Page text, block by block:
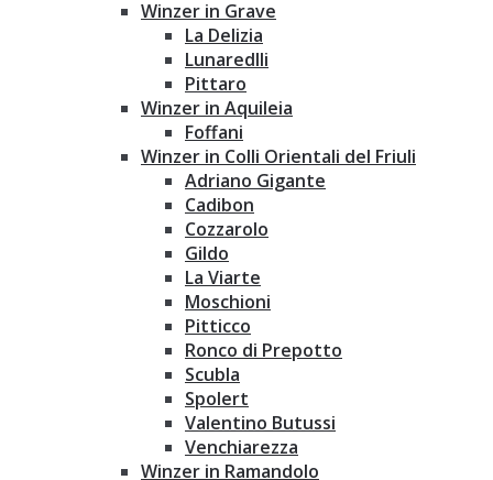
Winzer in Grave
La Delizia
Lunaredlli
Pittaro
Winzer in Aquileia
Foffani
Winzer in Colli Orientali del Friuli
Adriano Gigante
Cadibon
Cozzarolo
Gildo
La Viarte
Moschioni
Pitticco
Ronco di Prepotto
Scubla
Spolert
Valentino Butussi
Venchiarezza
Winzer in Ramandolo